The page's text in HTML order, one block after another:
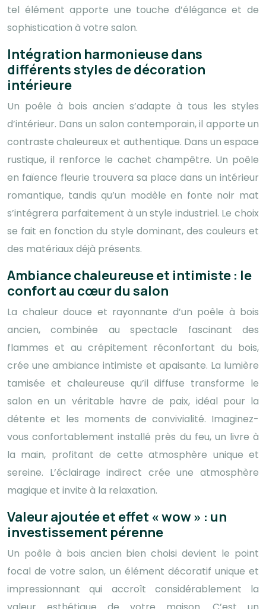
tel élément apporte une touche d’élégance et de
sophistication à votre salon.
Intégration harmonieuse dans
différents styles de décoration
intérieure
Un poêle à bois ancien s’adapte à tous les styles
d’intérieur. Dans un salon contemporain, il apporte un
contraste chaleureux et authentique. Dans un espace
rustique, il renforce le cachet champêtre. Un poêle
en faïence fleurie trouvera sa place dans un intérieur
romantique, tandis qu’un modèle en fonte noir mat
s’intégrera parfaitement à un style industriel. Le choix
se fait en fonction du style dominant, des couleurs et
des matériaux déjà présents.
Ambiance chaleureuse et intimiste : le
confort au cœur du salon
La chaleur douce et rayonnante d’un poêle à bois
ancien, combinée au spectacle fascinant des
flammes et au crépitement réconfortant du bois,
crée une ambiance intimiste et apaisante. La lumière
tamisée et chaleureuse qu’il diffuse transforme le
salon en un véritable havre de paix, idéal pour la
détente et les moments de convivialité. Imaginez-
vous confortablement installé près du feu, un livre à
la main, profitant de cette atmosphère unique et
sereine. L’éclairage indirect crée une atmosphère
magique et invite à la relaxation.
Valeur ajoutée et effet « wow » : un
investissement pérenne
Un poêle à bois ancien bien choisi devient le point
focal de votre salon, un élément décoratif unique et
impressionnant qui accroît considérablement la